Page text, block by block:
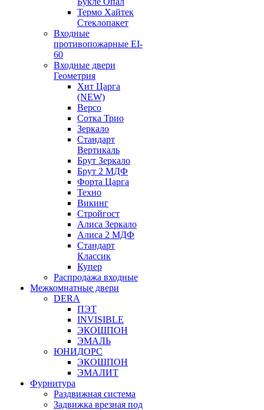
Термо Хайтек
Стеклопакет
Входные
противопожарные EI-
60
Входные двери
Геометрия
Хит Царга
(NEW)
Версо
Сотка Трио
Зеркало
Стандарт
Вертикаль
Брут Зеркало
Брут 2 МДФ
Форта Царга
Техно
Викинг
Стройгост
Алиса Зеркало
Алиса 2 МДФ
Стандарт
Классик
Купер
Распродажа входные
Межкомнатные двери
DERA
ПЭТ
INVISIBLE
ЭКОШПОН
ЭМАЛЬ
ЮНИДОРС
ЭКОШПОН
ЭМАЛИТ
Фурнитура
Раздвижная система
Задвижка врезная под